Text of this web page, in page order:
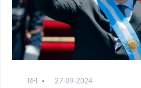
RFI 27-09-2024